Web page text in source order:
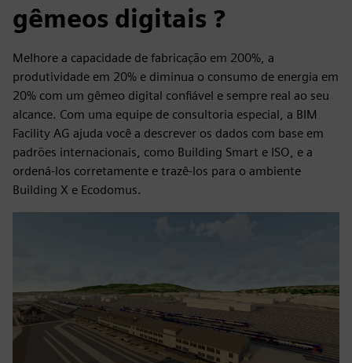
gêmeos digitais ?
Melhore a capacidade de fabricação em 200%, a
produtividade em 20% e diminua o consumo de energia em
20% com um gêmeo digital confiável e sempre real ao seu
alcance. Com uma equipe de consultoria especial, a BIM
Facility AG ajuda você a descrever os dados com base em
padrões internacionais, como Building Smart e ISO, e a
ordená-los corretamente e trazê-los para o ambiente
Building X e Ecodomus.